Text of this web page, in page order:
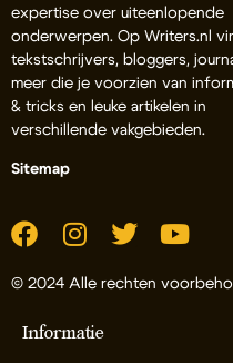
expertise over uiteenlopende
onderwerpen. Op Writers.nl
tekstschrijvers, bloggers,
meer die je voorzien van
& tricks en leuke artikelen in
verschillende vakgebieden.
Sitemap
© 2024 Alle rechten
Informatie